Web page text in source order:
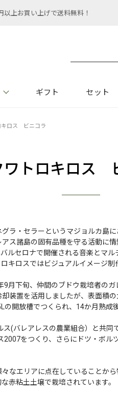
上お買い上げで送料無料！
ギフト セット
キロス ビニコラ
ワトロキロス
ラ・セラーというマジョルカ島
ス諸島の固有品種を守る活動に
ルセロナで開催される音楽とマ
キロスではビジュアルイメージ制
月下旬、仲間のブドウ栽培者の
装置を活用しましたが、表面積
開放槽でつくられ、14か月熟成
(バレアレスの農業組合）と共
をつくり、さらにドツ・ボ
なエリアに点在していることか
赤粘土土壌で栽培されています。